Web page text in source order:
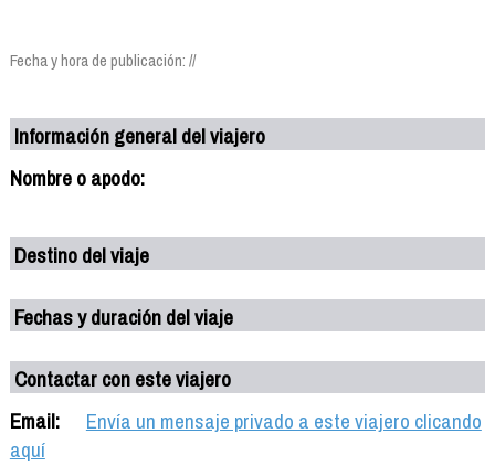
Fecha y hora de publicación: //
Información general del viajero
Nombre o apodo:
Destino del viaje
Fechas y duración del viaje
Contactar con este viajero
Email:
Envía un mensaje privado a este viajero clicando
aquí